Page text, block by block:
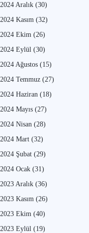
2024 Aralık (30)
2024 Kasım (32)
2024 Ekim (26)
2024 Eylül (30)
2024 Ağustos (15)
2024 Temmuz (27)
2024 Haziran (18)
2024 Mayıs (27)
2024 Nisan (28)
2024 Mart (32)
2024 Şubat (29)
2024 Ocak (31)
2023 Aralık (36)
2023 Kasım (26)
2023 Ekim (40)
2023 Eylül (19)